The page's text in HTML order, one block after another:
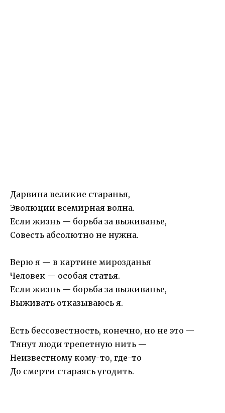
Дарвина великие старанья,
Эволюции всемирная волна.
Если жизнь — борьба за выживанье,
Совесть абсолютно не нужна.
Верю я — в картине мирозданья
Человек — особая статья.
Если жизнь — борьба за выживанье,
Выживать отказываюсь я.
Есть бессовестность, конечно, но не это —
Тянут люди трепетную нить —
Неизвестному кому-то, где-то
До смерти стараясь угодить.